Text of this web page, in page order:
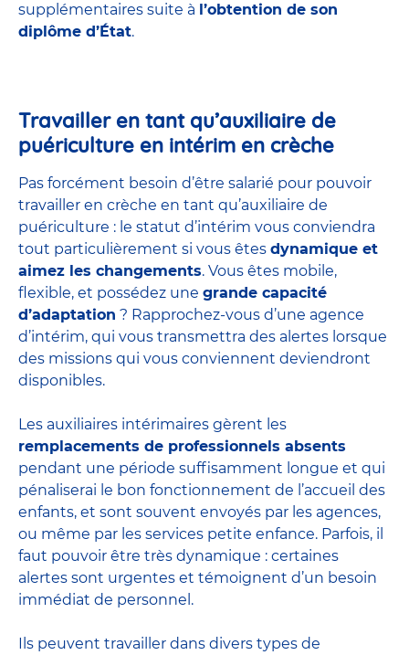
supplémentaires suite à l’obtention de son
diplôme d’État.
Travailler en tant qu’auxiliaire de
puériculture en intérim en crèche
Pas forcément besoin d’être salarié pour pouvoir
travailler en crèche en tant qu’auxiliaire de
puériculture : le statut d’intérim vous conviendra
tout particulièrement si vous êtes dynamique et
aimez les changements. Vous êtes mobile,
flexible, et possédez une grande capacité
d’adaptation ? Rapprochez-vous d’une agence
d’intérim, qui vous transmettra des alertes lorsque
des missions qui vous conviennent deviendront
disponibles.
Les auxiliaires intérimaires gèrent les
remplacements de professionnels absents
pendant une période suffisamment longue et qui
pénaliserai le bon fonctionnement de l’accueil des
enfants, et sont souvent envoyés par les agences,
ou même par les services petite enfance. Parfois, il
faut pouvoir être très dynamique : certaines
alertes sont urgentes et témoignent d’un besoin
immédiat de personnel.
Ils peuvent travailler dans divers types de